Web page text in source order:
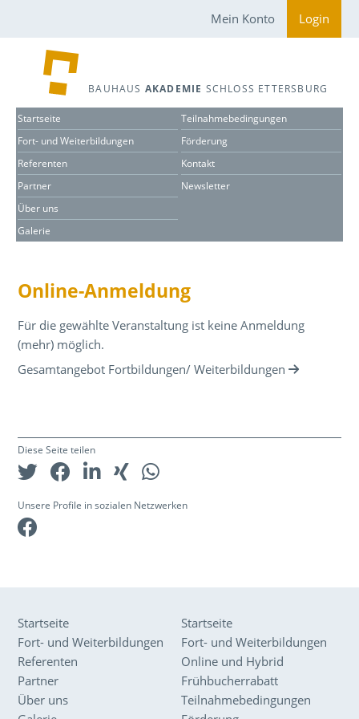
Mein Konto Login
BAUHAUS AKADEMIE SCHLOSS ETTERSBURG
Startseite
Fort- und Weiterbildungen
Referenten
Partner
Über uns
Galerie
Teilnahmebedingungen
Förderung
Kontakt
Newsletter
Online-Anmeldung
Für die gewählte Veranstaltung ist keine Anmeldung
(mehr) möglich.
Gesamtangebot Fortbildungen/ Weiterbildungen
Diese Seite teilen
Unsere Profile in sozialen Netzwerken
Startseite
Fort- und Weiterbildungen
Referenten
Partner
Über uns
Startseite
Fort- und Weiterbildungen
Online und Hybrid
Frühbucherrabatt
Teilnahmebedingungen